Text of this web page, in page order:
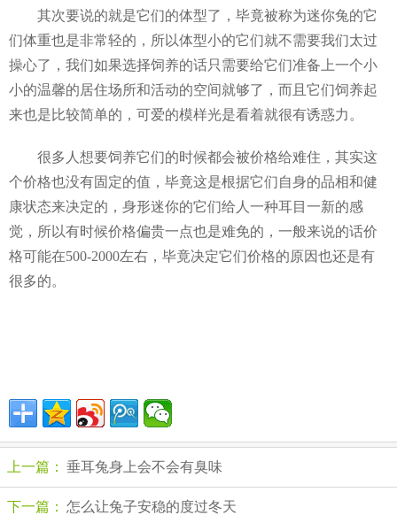
其次要说的就是它们的体型了，毕竟被称为迷你兔的它
们体重也是非常轻的，所以体型小的它们就不需要我们太过
操心了，我们如果选择饲养的话只需要给它们准备上一个小
小的温馨的居住场所和活动的空间就够了，而且它们饲养起
来也是比较简单的，可爱的模样光是看着就很有诱惑力。
很多人想要饲养它们的时候都会被价格给难住，其实这
个价格也没有固定的值，毕竟这是根据它们自身的品相和健
康状态来决定的，身形迷你的它们给人一种耳目一新的感
觉，所以有时候价格偏贵一点也是难免的，一般来说的话价
格可能在500-2000左右，毕竟决定它们价格的原因也还是有
很多的。
上一篇： 垂耳兔身上会不会有臭味
下一篇： 怎么让兔子安稳的度过冬天